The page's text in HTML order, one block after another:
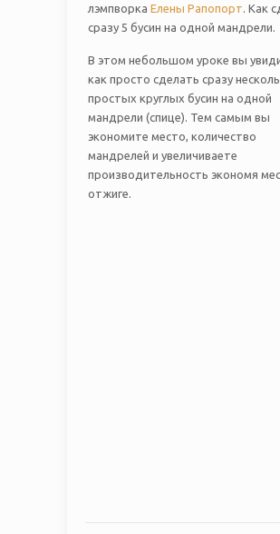
лэмпворка Елены Рапопорт . Как
сразу 5 бусин на одной мандрели.
В этом небольшом уроке вы
как просто сделать сразу
простых круглых бусин на одной
мандрели (спице). Тем самым вы
экономите место, количество
мандрелей и увеличиваете
производительность экономя
отжиге.